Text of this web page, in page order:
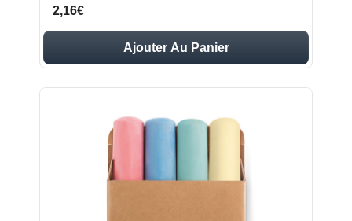
2,16€
Ajouter Au Panier